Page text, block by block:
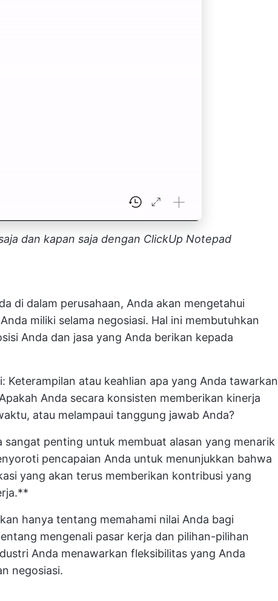
dan kapan saja dengan ClickUp Notepad
di dalam perusahaan, Anda akan mengetahui
miliki selama negosiasi. Hal ini membutuhkan
Anda dan jasa yang Anda berikan kepada
Keterampilan atau keahlian apa yang Anda tawarkan
Anda secara konsisten memberikan kinerja
atau melampaui tanggung jawab Anda?
penting untuk membuat alasan yang menarik
pencapaian Anda untuk menunjukkan bahwa
yang akan terus memberikan kontribusi yang
hanya tentang memahami nilai Anda bagi
mengenali pasar kerja dan pilihan-pilihan
Anda menawarkan fleksibilitas yang Anda
negosiasi.